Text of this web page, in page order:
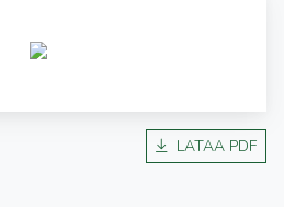
LATAA PDF